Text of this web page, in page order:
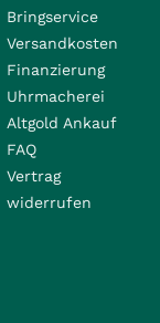
Bringservice
Versandkosten
Finanzierung
Uhrmacherei
Altgold Ankauf
FAQ
Vertrag
widerrufen